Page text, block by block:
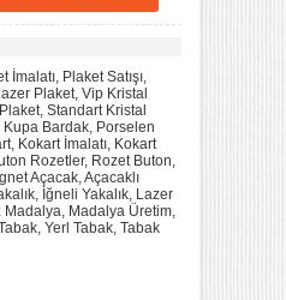
Plaket Satışı,
Plaket, Vip Kristal
Standart Kristal
Kupa Bardak, Porselen
Kokart İmalatı, Kokart
Rozetler, Rozet Buton,
Açacak, Açacaklı
İğneli Yakalık, Lazer
Madalya, Madalya Üretim,
Yerl Tabak, Tabak